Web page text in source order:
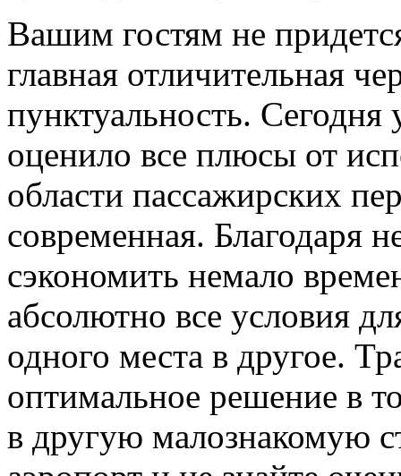
Вашим гостям не
главная отличительная
пунктуальность.
оценило все плюсы от
области пассажирских
современная.
сэкономить немало
абсолютно все условия
одного места в другое.
оптимальное решение в
в другую малознакомую